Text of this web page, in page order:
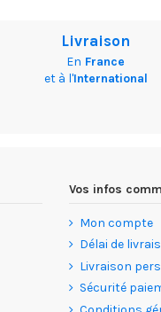
Livraison
En France
et à l'International
Vos infos
Mon compte
Délai de
Livraison
Sécurité